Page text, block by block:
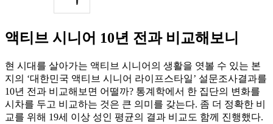
액티브 시니어 10년 전과 비교해보니
현 시대를 살아가는 액티브 시니어의 생활을 엿볼 수 있는 본
지의 ‘대한민국 액티브 시니어 라이프스타일’ 설문조사결과를
10년 전과 비교해보면 어떨까? 통계학에서 한 집단의 변화를
시차를 두고 비교하는 것은 큰 의미를 갖는다. 좀 더 정확한 비
교를 위해 19세 이상 성인 평균의 결과 비교도 함께 진행했다.